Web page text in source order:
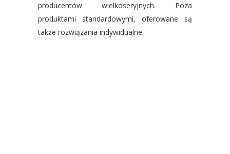
producentów wielkoseryjnych. Poza
produktami standardowymi, oferowane są
także rozwiązania indywidualne.